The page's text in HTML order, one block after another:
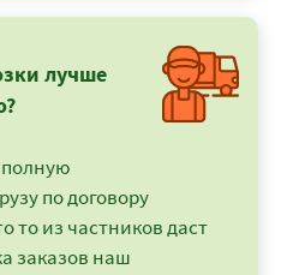
лучше
по договору
то из частников даст
заказов наш